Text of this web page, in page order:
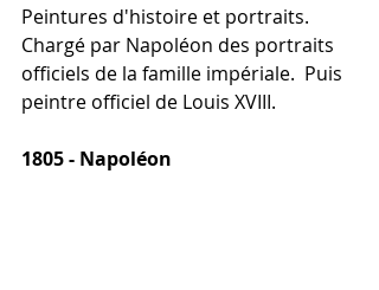
Peintures d'histoire et portraits.
Chargé par Napoléon des portraits
officiels de la famille impériale.  Puis
peintre officiel de Louis XVIII.
1805 - Napoléon